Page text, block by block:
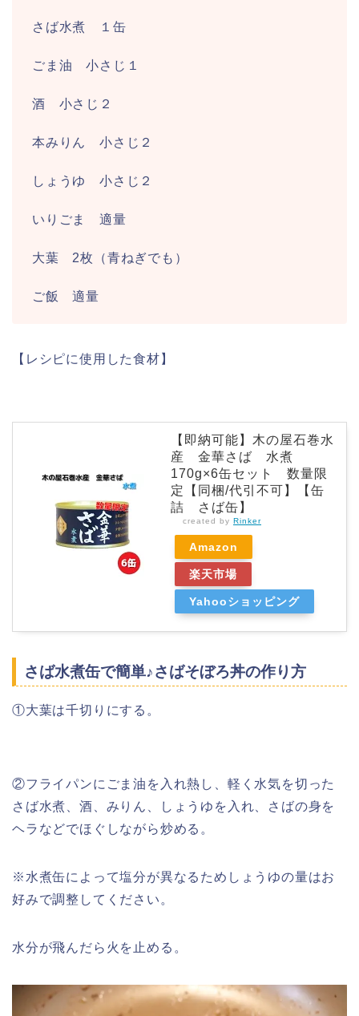
さば水煮 １缶
ごま油 小さじ１
酒 小さじ２
本みりん 小さじ２
しょうゆ 小さじ２
いりごま 適量
大葉 2枚（青ねぎでも）
ご飯 適量
【レシピに使用した食材】
【即納可能】木の屋石巻水
産 金華さば 水煮
170g×6缶セット 数量限
定【同梱/代引不可】【缶
詰 さば缶】
created by Rinker
Amazon
楽天市場
Yahooショッピング
さば水煮缶で簡単♪さばそぼろ丼の作り方
①大葉は千切りにする。
②フライパンにごま油を入れ熱し、軽く水気を切った
さば水煮、酒、みりん、しょうゆを入れ、さばの身を
ヘラなどでほぐしながら炒める。
※水煮缶によって塩分が異なるためしょうゆの量はお
好みで調整してください。
水分が飛んだら火を止める。